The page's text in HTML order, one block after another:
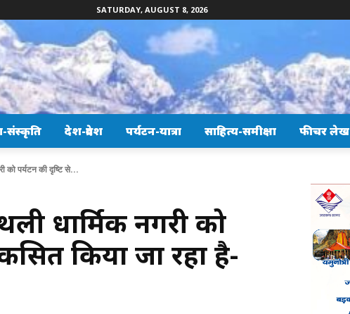
SATURDAY, AUGUST 8, 2026
संस्कृति देश-प्रदेश पर्यटन-यात्रा साहित्य-समीक्षा फीचर लेख
को पर्यटन की दृष्टि से...
धार्मिक नगरी को
किया जा रहा है-